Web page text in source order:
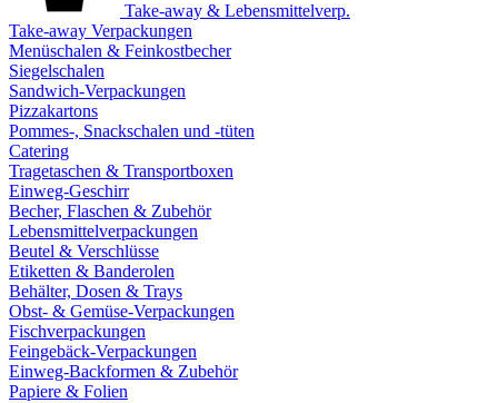
Take-away & Lebensmittelverp.
Take-away Verpackungen
Menüschalen & Feinkostbecher
Siegelschalen
Sandwich-Verpackungen
Pizzakartons
Pommes-, Snackschalen und -tüten
Catering
Tragetaschen & Transportboxen
Einweg-Geschirr
Becher, Flaschen & Zubehör
Lebensmittelverpackungen
Beutel & Verschlüsse
Etiketten & Banderolen
Behälter, Dosen & Trays
Obst- & Gemüse-Verpackungen
Fischverpackungen
Feingebäck-Verpackungen
Einweg-Backformen & Zubehör
Papiere & Folien